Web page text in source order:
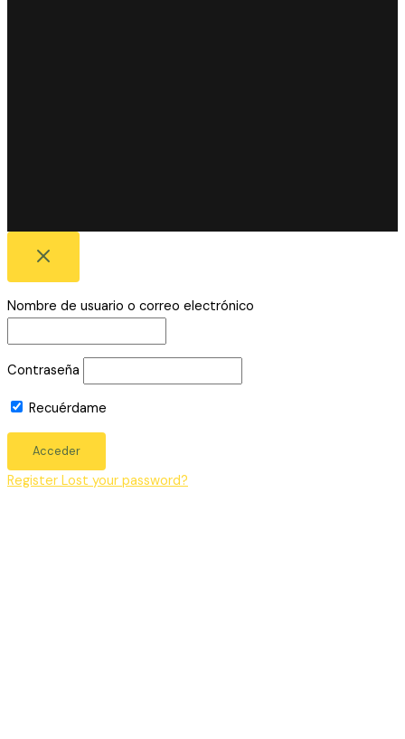
Nombre de usuario o correo electrónico
Contraseña
Recuérdame
Register Lost your password?